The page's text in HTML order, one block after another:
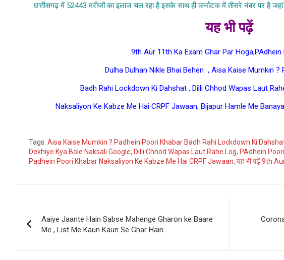
छत्तीसगढ़ में 52443 मरीजों का इलाज चल रहा है इसके साथ ही कर्नाटक में तीसरे नंबर पर है
यह भी पढ़ें
9th Aur 11th Ka Exam Ghar Par
Dulha Dulhan Nikle Bhai Behen , Aisa Kaise Mumkin ?
Badh Rahi Lockdown Ki Dahshat , Dilli Chhod Wapas Laut
Naksaliyon Ke Kabze Me Hai CRPF Jawaan, Bijapur Hamle Me
Tags: Aisa Kaise Mumkin ? Padhein Poori Khabar Badh Rahi Lockdown Ki
Dekhiye Kya Bole Naksali Google, Dilli Chhod Wapas Laut Rahe Log, PAdhein
Padhein Poori Khabar Naksaliyon Ke Kabze Me Hai CRPF Jawaan, यह भी पढ़ें 9th
navigation
Aaiye Jaante Hain Sabse Mahenge Gharon ke Baare
Me , List Me Kaun Kaun Se Ghar Hain